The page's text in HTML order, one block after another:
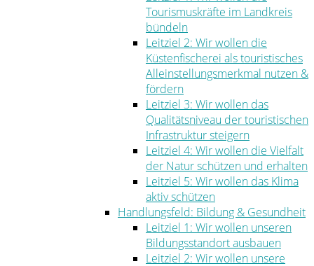
Tourismuskräfte im Landkreis
bündeln
Leitziel 2: Wir wollen die
Küstenfischerei als touristisches
Alleinstellungsmerkmal nutzen &
fördern
Leitziel 3: Wir wollen das
Qualitätsniveau der touristischen
Infrastruktur steigern
Leitziel 4: Wir wollen die Vielfalt
der Natur schützen und erhalten
Leitziel 5: Wir wollen das Klima
aktiv schützen
Handlungsfeld: Bildung & Gesundheit
Leitziel 1: Wir wollen unseren
Bildungsstandort ausbauen
Leitziel 2: Wir wollen unsere